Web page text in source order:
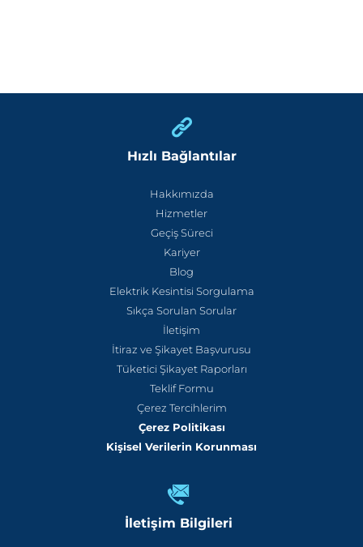
Hızlı Bağlantılar
Hakkımızda
Hizmetler
Geçiş Süreci
Kariyer
Blog
Elektrik Kesintisi Sorgulama
Sıkça Sorulan Sorular
İletişim
İtiraz ve Şikayet Başvurusu
Tüketici Şikayet Raporları
Teklif Formu
Çerez Tercihlerim
Çerez Politikası
Kişisel Verilerin Korunması
İletişim Bilgileri